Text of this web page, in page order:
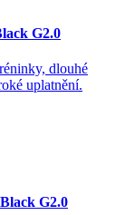
G2.0
dlouhé
uplatnění.
G2.0